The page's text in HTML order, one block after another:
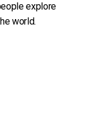
explore
world.